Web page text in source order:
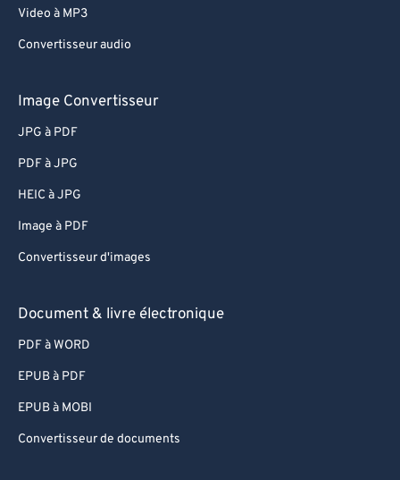
Video à MP3
Convertisseur audio
Image Convertisseur
JPG à PDF
PDF à JPG
HEIC à JPG
Image à PDF
Convertisseur d'images
Document & livre électronique
PDF à WORD
EPUB à PDF
EPUB à MOBI
Convertisseur de documents